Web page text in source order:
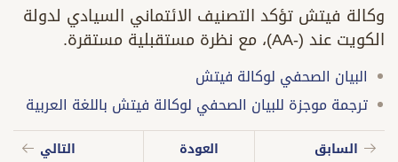
وكالة فيتش تؤكد التصنيف الائتماني السيادي لدولة
الكويت عند (-AA)، مع نظرة مستقبلية مستقرة.
البيان الصحفي لوكالة فيتش
ترجمة موجزة للبيان الصحفي لوكالة فيتش باللغة العربية
السابق العودة التالي